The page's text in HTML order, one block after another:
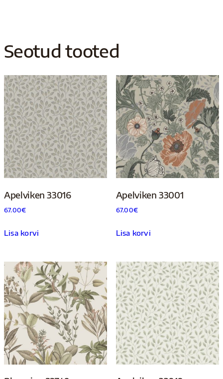
Seotud tooted
Apelviken 33016
67.00€
Lisa korvi
Apelviken 33001
67.00€
Lisa korvi